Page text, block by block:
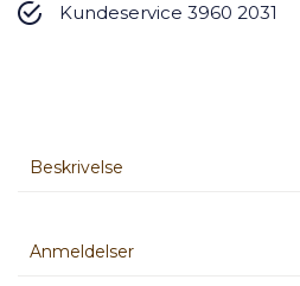
Kundeservice 3960 2031
Beskrivelse
Anmeldelser